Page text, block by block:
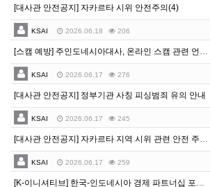
[대사관 안전공지] 자카르타 시위 안전주의(4)
KSAI 2026.06.18 206
KSAI 2026.06.17 276
[대사관 안전공지] 정부기관 사칭 피싱범죄 유의 안내
KSAI 2026.06.17 245
KSAI 2026.06.17 259